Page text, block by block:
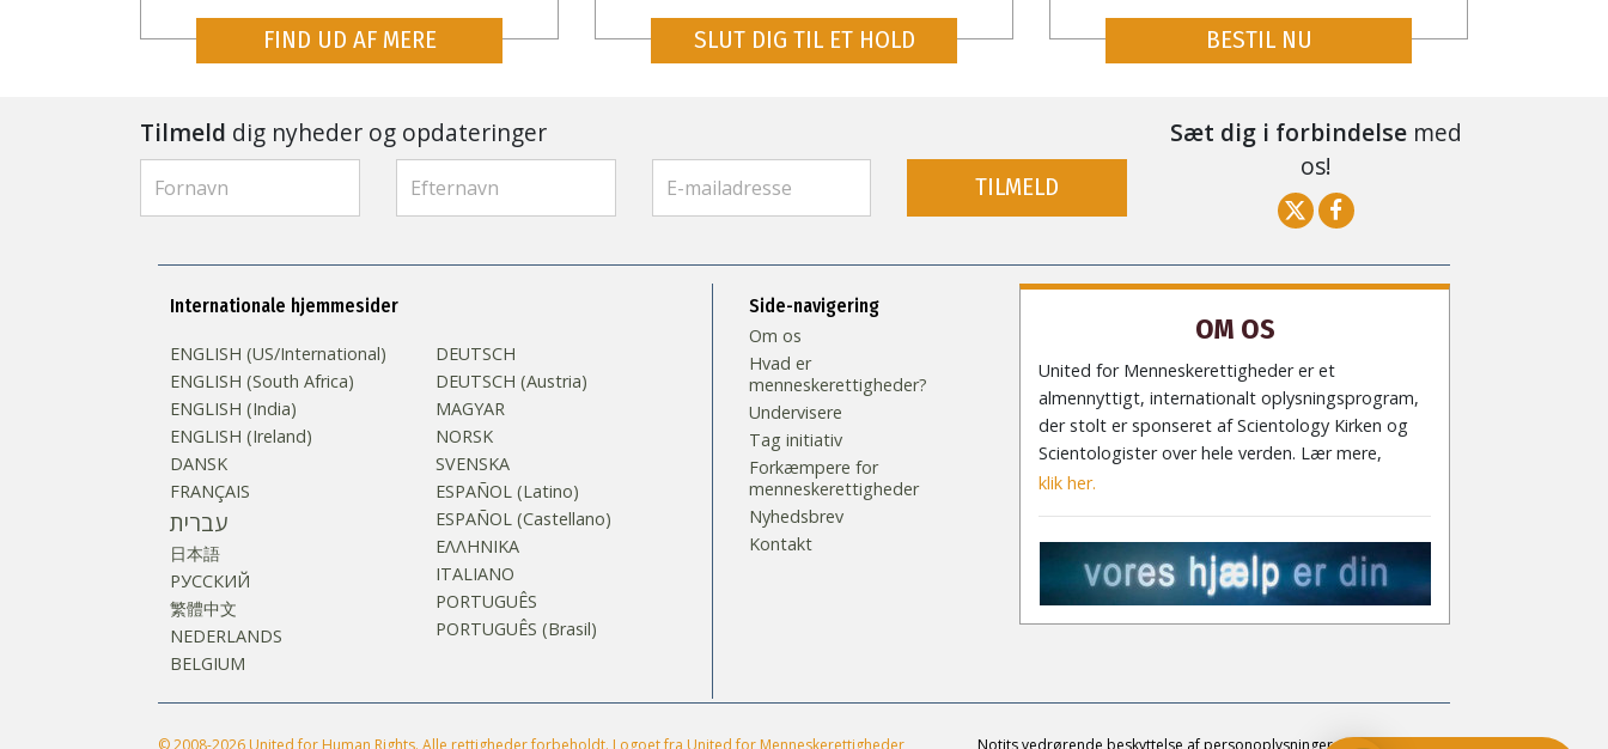
FIND UD AF MERE SLUT DIG TIL ET HOLD BESTIL NU
Tilmeld dig nyheder og opdateringer
TILMELD
Sæt dig i forbindelsemed
os!
Internationale hjemmesider
ENGLISH (US/International)
ENGLISH (South Africa)
ENGLISH (India)
ENGLISH (Ireland)
DANSK
FRANÇAIS
עברית
日本語
РУССКИЙ
繁體中文
NEDERLANDS
BELGIUM
DEUTSCH
DEUTSCH (Austria)
MAGYAR
NORSK
SVENSKA
ESPAÑOL (Latino)
ESPAÑOL (Castellano)
ΕΛΛΗΝΙΚA
ITALIANO
PORTUGUÊS
PORTUGUÊS (Brasil)‎
Side-navigering
Om os
Hvad er
menneskerettigheder?
Undervisere
Tag initiativ
Forkæmpere for
menneskerettigheder
Nyhedsbrev
Kontakt
OM OS
United for Menneskerettigheder er et
almennyttigt, internationalt oplysningsprogram,
der stolt er sponseret af Scientology Kirken og
Scientologister over hele verden. Lær mere,
klik her.
© 2008-2026 United for Human Rights. Alle rettigheder forbeholdt. Logoet fra United for Menneskerettigheder Notits vedrørende beskyttelse af personoplysninger•Cookie-politik